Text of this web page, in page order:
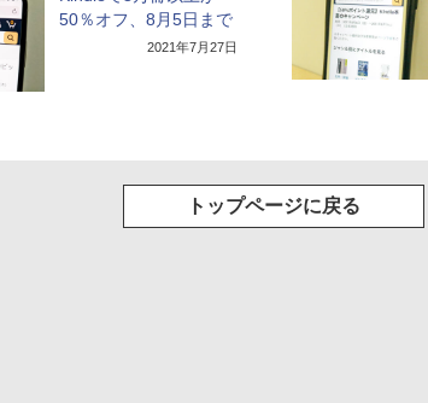
50％オフ、8月5日まで
2021年7月27日
トップページに戻る